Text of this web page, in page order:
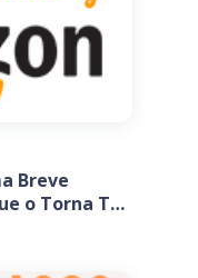
Breve
o Torna Tão